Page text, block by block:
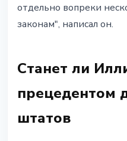
отдельно вопреки
законам", написал он.
Станет ли
прецедентом
штатов